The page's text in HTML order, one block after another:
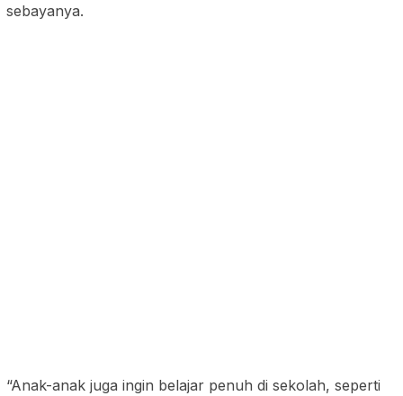
sebayanya.
“Anak-anak juga ingin belajar penuh di sekolah, seperti